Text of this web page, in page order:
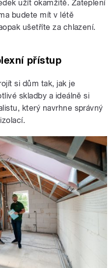
užít okamžitě. Zateplení
budete mít v létě
ušetříte za chlazení.
přístup
si dům tak, jak je
skladby a ideálně si
který navrhne správný